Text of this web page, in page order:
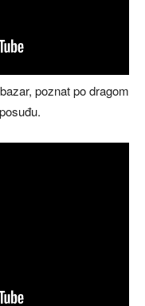
poznat po dragom